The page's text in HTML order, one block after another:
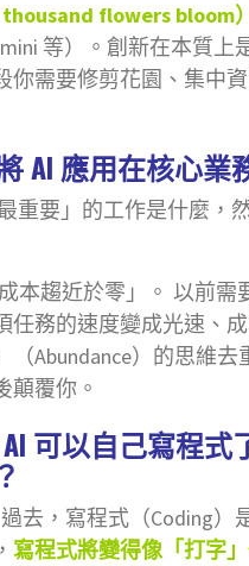
flowers bloom）
等）。創新在本質
需要修剪花園、集中
AI 應用在核心業
重要」的工作是什麼，
本趨近於零」。 以前
務的速度變成光速、
Abundance）的思維
顛覆你。
可以自己寫程
去，寫程式（Coding）
寫程式將變得像「打字